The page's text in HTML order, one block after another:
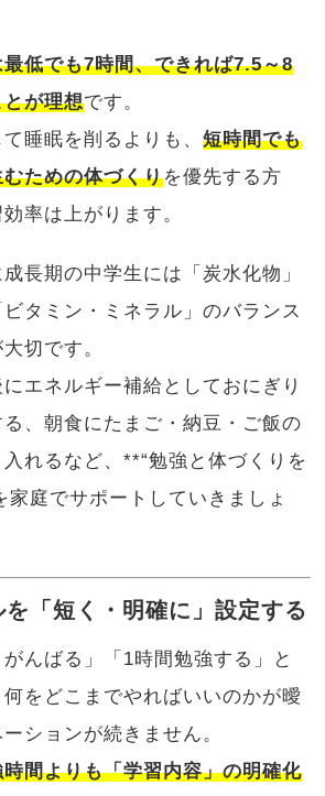
低でも7時間、できれば7.5～8
が理想です。
睡眠を削るよりも、短時間でも
ための体づくりを優先する方
率は上がります。
長期の中学生には「炭水化物」
ビタミン・ミネラル」のバランス
切です。
エネルギー補給としておにぎり
、朝食にたまご・納豆・ご飯の
れるなど、**“勉強と体づくりを
家庭でサポートしていきましょ
「短く・明確に」設定する
がんばる」「1時間勉強する」と
をどこまでやればいいのかが曖
ションが続きません。
時間よりも「学習内容」の明確化